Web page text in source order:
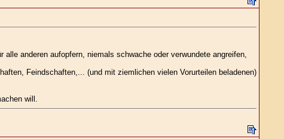
anderen aufopfern, niemals schwache oder verwundete angreifen,
Feindschaften,... (und mit ziemlichen vielen Vorurteilen beladenen)
will.